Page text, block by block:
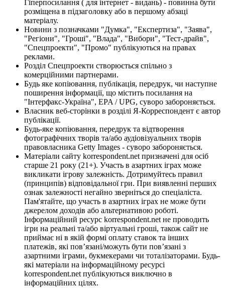
Гіперпосилання ( для інтернет - видань) - повинна бути
розміщена в підзаголовку або в першому абзаці
матеріалу.
Новини з позначками "Думка", "Експертиза", "Заява",
"Регіони", "Гроші", "Влада", "Вибори", "Тест-драйв",
"Спецпроекти", "Промо" публікуються на правах
реклами.
Розділ Спецпроекти створюється спільно з
комерційними партнерами.
Будь яке копіювання, публікація, передрук, чи наступне
поширення інформації, що містить посилання на
"Інтерфакс-Україна", EPA / UPG, суворо забороняється.
Власник веб-сторінки в розділі Я-Корреспондент є автор
публікації.
Будь-яке копіювання, передрук та відтворення
фотографічних творів та/або аудіовізуальних творів
правовласника Getty Images - суворо забороняється.
Матеріали сайту korrespondent.net призначені для осіб
старше 21 року (21+). Участь в азартних іграх може
викликати ігрову залежність. Дотримуйтесь правил
(принципів) відповідальної гри. При виявленні перших
ознак залежності негайно зверніться до спеціаліста.
Пам'ятайте, що участь в азартних іграх не може бути
джерелом доходів або альтернативою роботі.
Інформаційний ресурс korrespondent.net не проводить
ігри на реальні та/або віртуальні гроші, також сайт не
приймає ні в якій формі оплату ставок та інших
платежів, які пов’язані/можуть бути пов’язані з
азартними іграми, букмекерами чи тоталізаторами. Будь-
які матеріали на інформаційному ресурсі
korrespondent.net публікуються виключно в
інформаційних цілях.